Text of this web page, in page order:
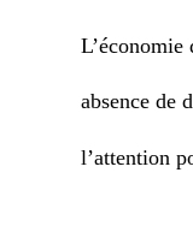
L’économie
absence de
l’attention